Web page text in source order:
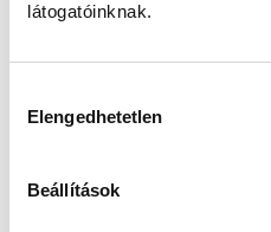
látogatóinknak.
kiválasztása
Elengedhetetlen
Beállítások
visszafogott savtartalma